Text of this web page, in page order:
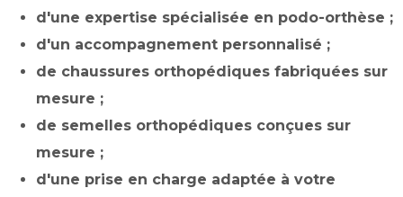
d'une expertise spécialisée en podo-orthèse ;
d'un accompagnement personnalisé ;
de chaussures orthopédiques fabriquées sur
mesure ;
de semelles orthopédiques conçues sur
mesure ;
d'une prise en charge adaptée à votre